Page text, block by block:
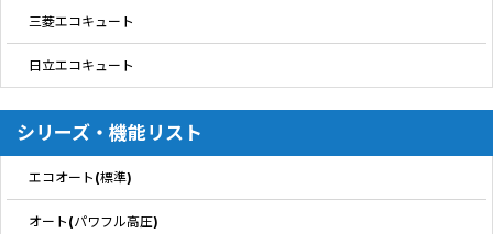
三菱エコキュート
日立エコキュート
シリーズ・機能リスト
エコオート(標準)
オート(パワフル高圧)